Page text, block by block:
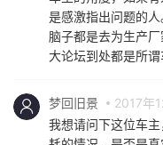
是感激指出问题的
脑子都是去为生产
大论坛到处都是所谓
梦回旧景
2017年
我想请问下这位车
耗的情况，是否是真